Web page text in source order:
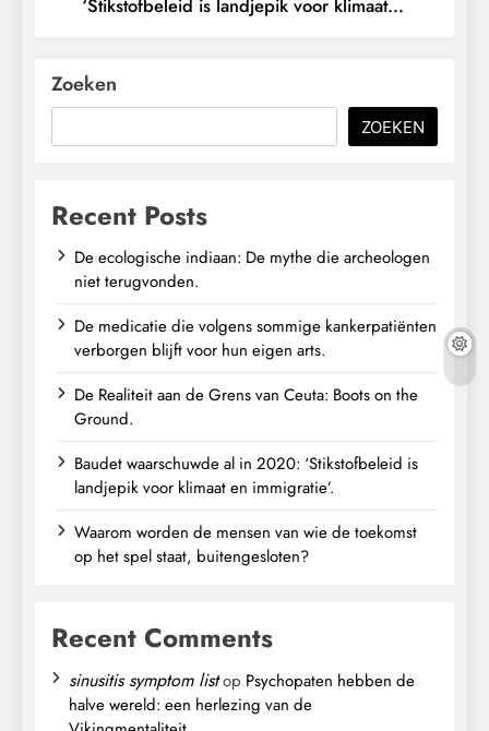
‘Stikstofbeleid is landjepik voor klimaat
Zoeken
ZOEKEN
Recent Posts
De ecologische indiaan: De mythe die archeologen
niet terugvonden.
De medicatie die volgens sommige kankerpatiënten
verborgen blijft voor hun eigen arts.
De Realiteit aan de Grens van Ceuta: Boots on the
Ground.
Baudet waarschuwde al in 2020: ‘Stikstofbeleid is
landjepik voor klimaat en immigratie’.
Waarom worden de mensen van wie de toekomst
op het spel staat, buitengesloten?
Recent Comments
sinusitis symptom listop Psychopaten hebben de
halve wereld: een herlezing van de